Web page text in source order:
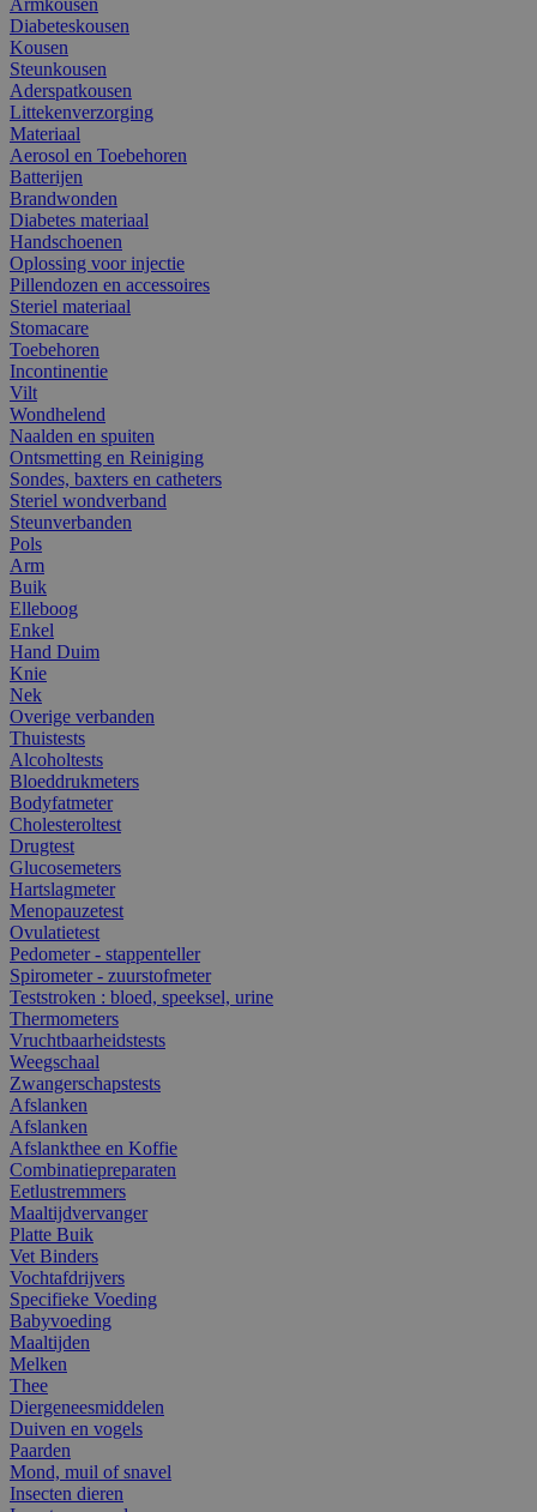
Diabeteskousen
Kousen
Steunkousen
Aderspatkousen
Littekenverzorging
Materiaal
Aerosol en Toebehoren
Batterijen
Brandwonden
Diabetes materiaal
Handschoenen
Oplossing voor injectie
Pillendozen en accessoires
Steriel materiaal
Stomacare
Toebehoren
Incontinentie
Vilt
Wondhelend
Naalden en spuiten
Ontsmetting en Reiniging
Sondes, baxters en catheters
Steriel wondverband
Steunverbanden
Pols
Arm
Buik
Elleboog
Enkel
Hand Duim
Knie
Nek
Overige verbanden
Thuistests
Alcoholtests
Bloeddrukmeters
Bodyfatmeter
Cholesteroltest
Drugtest
Glucosemeters
Hartslagmeter
Menopauzetest
Ovulatietest
Pedometer - stappenteller
Spirometer - zuurstofmeter
Teststroken : bloed, speeksel, urine
Thermometers
Vruchtbaarheidstests
Weegschaal
Zwangerschapstests
Afslanken
Afslanken
Afslankthee en Koffie
Combinatiepreparaten
Eetlustremmers
Maaltijdvervanger
Platte Buik
Vet Binders
Vochtafdrijvers
Specifieke Voeding
Babyvoeding
Maaltijden
Melken
Thee
Diergeneesmiddelen
Duiven en vogels
Paarden
Mond, muil of snavel
Insecten dieren